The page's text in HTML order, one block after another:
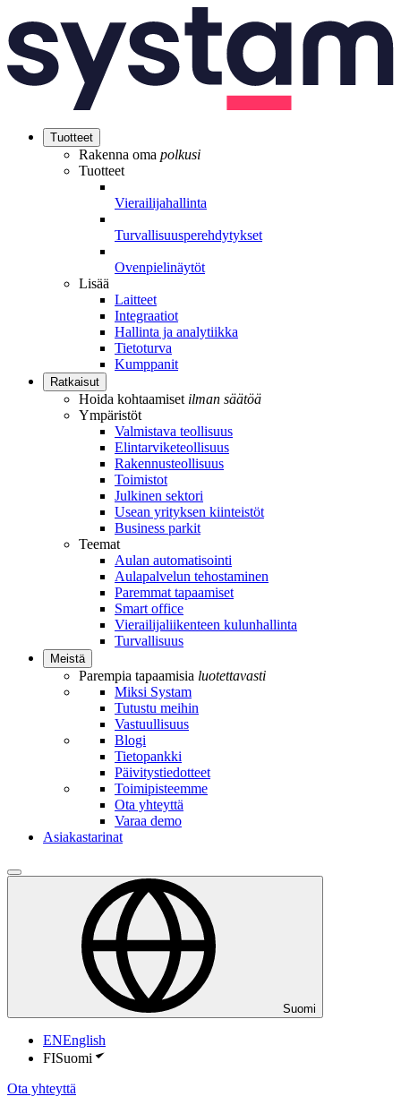
Tuotteet
Rakenna oma polkusi
Tuotteet
Vierailijahallinta
Turvallisuusperehdytykset
Ovenpielinäytöt
Lisää
Laitteet
Integraatiot
Hallinta ja analytiikka
Tietoturva
Kumppanit
Ratkaisut
Hoida kohtaamiset ilman säätöä
Ympäristöt
Valmistava teollisuus
Elintarviketeollisuus
Rakennusteollisuus
Toimistot
Julkinen sektori
Usean yrityksen kiinteistöt
Business parkit
Teemat
Aulan automatisointi
Aulapalvelun tehostaminen
Paremmat tapaamiset
Smart office
Vierailijaliikenteen kulunhallinta
Turvallisuus
Meistä
Parempia tapaamisia luotettavasti
Miksi Systam
Tutustu meihin
Vastuullisuus
Blogi
Tietopankki
Päivitystiedotteet
Toimipisteemme
Ota yhteyttä
Varaa demo
Asiakastarinat
Suomi
ENEnglish
FISuomi
Ota yhteyttä